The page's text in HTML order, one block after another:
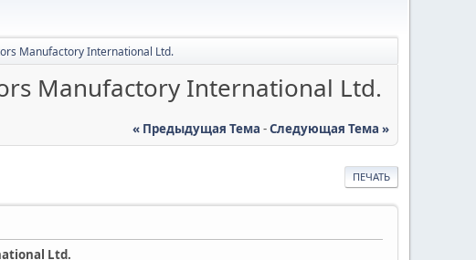
Manufactory International Ltd.
Manufactory International Ltd.
« Предыдущая Тема -Следующая Тема »
ПЕЧАТЬ
Ltd.